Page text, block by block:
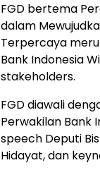
FGD bertema
dalam
Terpercaya
Bank Indonesia
stakeholders.
FGD diawali
Perwakilan Bank
speech Deputi
Hidayat, dan